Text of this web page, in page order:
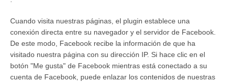
Cuando visita nuestras páginas, el plugin establece una
conexión directa entre su navegador y el servidor de Facebook.
De este modo, Facebook recibe la información de que ha
visitado nuestra página con su dirección IP. Si hace clic en el
botón "Me gusta" de Facebook mientras está conectado a su
cuenta de Facebook, puede enlazar los contenidos de nuestras